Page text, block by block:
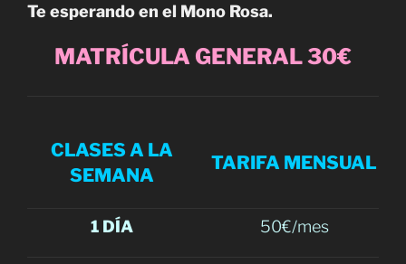
Te esperando en el Mono Rosa.
MATRÍCULA GENERAL 30€
CLASES A LA
SEMANA
TARIFA MENSUAL
1 DÍA 50€/mes